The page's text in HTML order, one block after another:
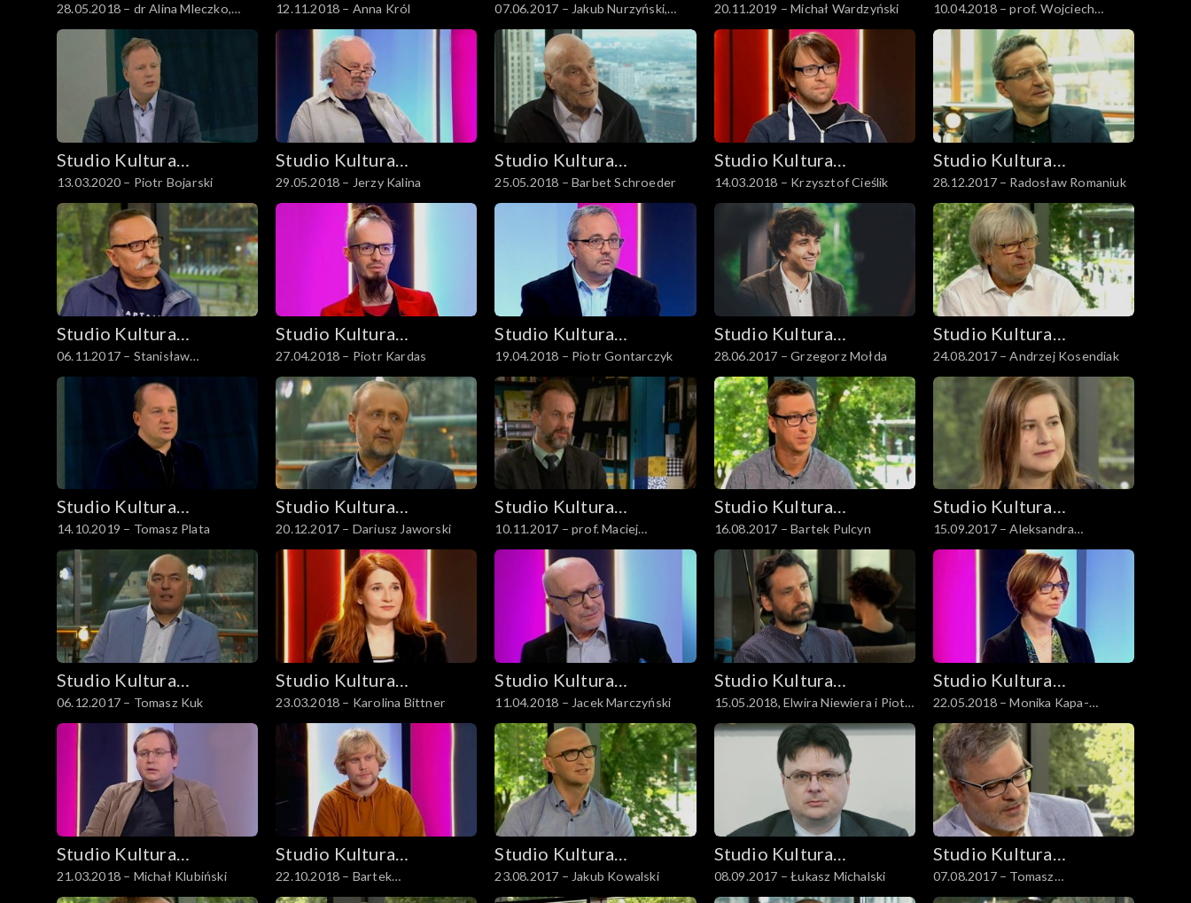
Rozmowy
28.05.2018 – dr Alina Mleczko,
Wojciech Chałupka
Rozmowy
12.11.2018 – Anna Król
Rozmowy
07.06.2017 – Jakub Nurzyński,
Mariusz Drężek
Rozmowy20.11.2019 – Michał Wardzyński
Rozmowy
10.04.2018 – prof. Wojciech
Roszkowski
Studio Kultura
Rozmowy13.03.2020 – Piotr Bojarski
Studio Kultura
Rozmowy
29.05.2018 – Jerzy Kalina
Studio Kultura
Rozmowy
25.05.2018 – Barbet Schroeder
Studio Kultura
Rozmowy
14.03.2018 – Krzysztof Cieślik
Studio Kultura
Rozmowy
28.12.2017 – Radosław Romaniuk
Studio Kultura
Rozmowy
06.11.2017 – Stanisław
Aleksander Nowak
Studio Kultura
Rozmowy
27.04.2018 – Piotr Kardas
Studio Kultura
Rozmowy
19.04.2018 – Piotr Gontarczyk
Studio Kultura
Rozmowy
28.06.2017 – Grzegorz Mołda
Studio Kultura
Rozmowy
24.08.2017 – Andrzej Kosendiak
Studio Kultura
Rozmowy
14.10.2019 – Tomasz Plata
Studio Kultura
Rozmowy
20.12.2017 – Dariusz Jaworski
Studio Kultura
Rozmowy
10.11.2017 – prof. Maciej
Urbanowski
Studio Kultura
Rozmowy
16.08.2017 – Bartek Pulcyn
Studio Kultura
Rozmowy
15.09.2017 – Aleksandra
Kędziorek
Studio Kultura
Rozmowy
06.12.2017 – Tomasz Kuk
Studio Kultura
Rozmowy
23.03.2018 – Karolina Bittner
Studio Kultura
Rozmowy
11.04.2018 – Jacek Marczyński
Studio Kultura
Rozmowy
15.05.2018, Elwira Niewiera i Piotr
Rosołowski
Studio Kultura
Rozmowy
22.05.2018 – Monika Kapa-
Cichocka
Studio Kultura
Rozmowy
21.03.2018 – Michał Klubiński
Studio Kultura
Rozmowy
22.10.2018 – Bartek
Przybyszewski
Studio Kultura
Rozmowy
23.08.2017 – Jakub Kowalski
Studio Kultura
Rozmowy
08.09.2017 – Łukasz Michalski
Studio Kultura
Rozmowy
07.08.2017 – Tomasz
Kaźmierowski